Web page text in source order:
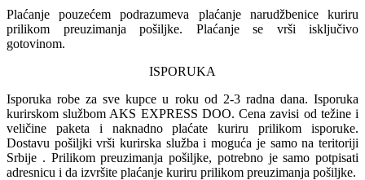
Plaćanje pouzećem podrazumeva plaćanje narudžbenice kuriru
prilikom preuzimanja pošiljke. Plaćanje se vrši isključivo
gotovinom.
ISPORUKA
Isporuka robe za sve kupce u roku od 2-3 radna dana. Isporuka
kurirskom službom AKS EXPRESS DOO. Cena zavisi od težine i
veličine paketa i naknadno plaćate kuriru prilikom isporuke.
Dostavu pošiljki vrši kurirska služba i moguća je samo na teritoriji
Srbije . Prilikom preuzimanja pošiljke, potrebno je samo potpisati
adresnicu i da izvršite plaćanje kuriru prilikom preuzimanja pošiljke.